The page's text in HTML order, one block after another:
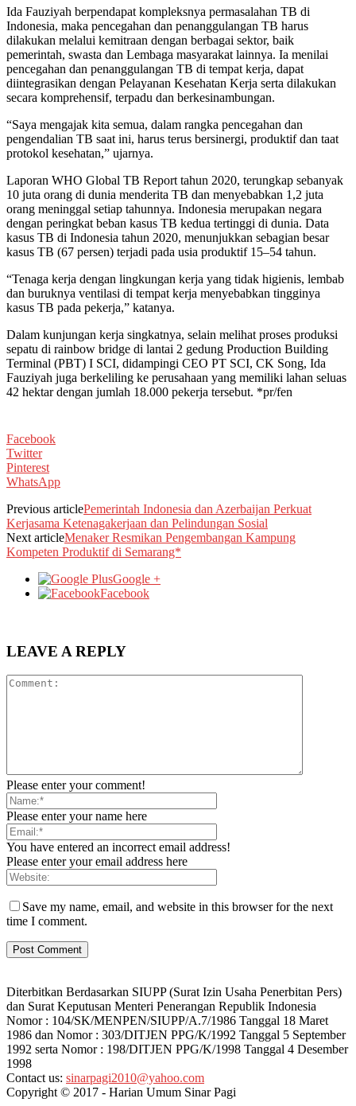
Ida Fauziyah berpendapat kompleksnya permasalahan TB di
Indonesia, maka pencegahan dan penanggulangan TB harus
dilakukan melalui kemitraan dengan berbagai sektor, baik
pemerintah, swasta dan Lembaga masyarakat lainnya. Ia menilai
pencegahan dan penanggulangan TB di tempat kerja, dapat
diintegrasikan dengan Pelayanan Kesehatan Kerja serta dilakukan
secara komprehensif, terpadu dan berkesinambungan.
“Saya mengajak kita semua, dalam rangka pencegahan dan
pengendalian TB saat ini, harus terus bersinergi, produktif dan taat
protokol kesehatan,” ujarnya.
Laporan WHO Global TB Report tahun 2020, terungkap sebanyak
10 juta orang di dunia menderita TB dan menyebabkan 1,2 juta
orang meninggal setiap tahunnya. Indonesia merupakan negara
dengan peringkat beban kasus TB kedua tertinggi di dunia. Data
kasus TB di Indonesia tahun 2020, menunjukkan sebagian besar
kasus TB (67 persen) terjadi pada usia produktif 15–54 tahun.
“Tenaga kerja dengan lingkungan kerja yang tidak higienis, lembab
dan buruknya ventilasi di tempat kerja menyebabkan tingginya
kasus TB pada pekerja,” katanya.
Dalam kunjungan kerja singkatnya, selain melihat proses produksi
sepatu di rainbow bridge di lantai 2 gedung Production Building
Terminal (PBT) I SCI, didampingi CEO PT SCI, CK Song, Ida
Fauziyah juga berkeliling ke perusahaan yang memiliki lahan seluas
42 hektar dengan jumlah 18.000 pekerja tersebut. *pr/fen
Facebook
Twitter
Pinterest
WhatsApp
Previous articlePemerintah Indonesia dan Azerbaijan Perkuat
Kerjasama Ketenagakerjaan dan Pelindungan Sosial
Next articleMenaker Resmikan Pengembangan Kampung
Kompeten Produktif di Semarang*
Google +
Facebook
LEAVE A REPLY
Please enter your comment!
Please enter your name here
You have entered an incorrect email address!
Please enter your email address here
Save my name, email, and website in this browser for the next
time I comment.
Diterbitkan Berdasarkan SIUPP (Surat Izin Usaha Penerbitan Pers)
dan Surat Keputusan Menteri Penerangan Republik Indonesia
Nomor : 104/SK/MENPEN/SIUPP/A.7/1986 Tanggal 18 Maret
1986 dan Nomor : 303/DITJEN PPG/K/1992 Tanggal 5 September
1992 serta Nomor : 198/DITJEN PPG/K/1998 Tanggal 4 Desember
1998
Contact us: sinarpagi2010@yahoo.com
Copyright © 2017 - Harian Umum Sinar Pagi